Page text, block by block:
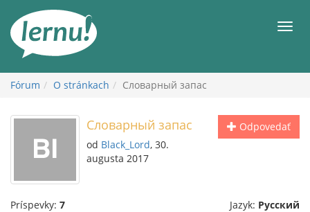
obsah
Fórum O stránkach Словарный запас
Odpovedať
Словарный запас
od Black_Lord, 30.
augusta 2017
Príspevky: 7 Jazyk: Русский